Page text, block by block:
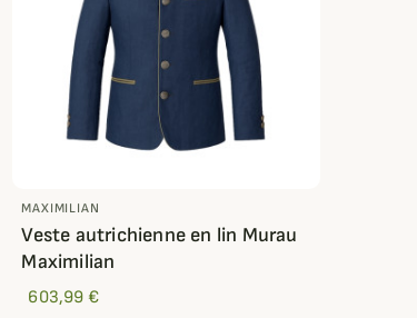
MAXIMILIAN
Veste autrichienne en lin Murau
Maximilian
603,99 €